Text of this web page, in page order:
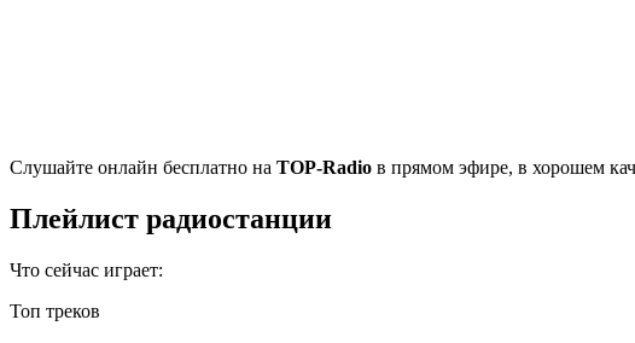
Cлушайте онлайн бесплатно на TOP-Radio в прямом эфире, в хорошем
Плейлист радиостанции
Что сейчас играет:
Топ треков